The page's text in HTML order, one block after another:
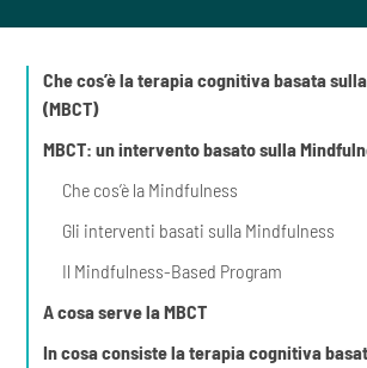
Che cos’è la terapia cognitiva basata
(MBCT)
MBCT: un intervento basato sulla
Che cos’è la Mindfulness
Gli interventi basati sulla Mindfulness
Il Mindfulness-Based Program
A cosa serve la MBCT
In cosa consiste la terapia cognitiva